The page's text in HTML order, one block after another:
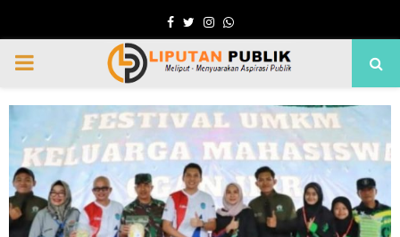
Facebook
TwitterInstagram
Whatsapp
PRIMARY
MENU